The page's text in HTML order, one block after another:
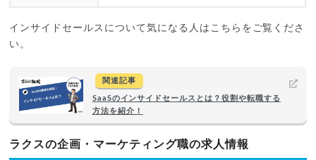
インサイドセールスについて気になる人はこちらをご覧くださ
い。
関連記事
SaaSのインサイドセールスとは？役割や転職する
方法を紹介！
ラクスの企画・マーケティング職の求人情報